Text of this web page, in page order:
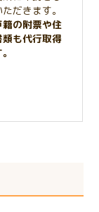
だきます。
の附票や住
も代行取得